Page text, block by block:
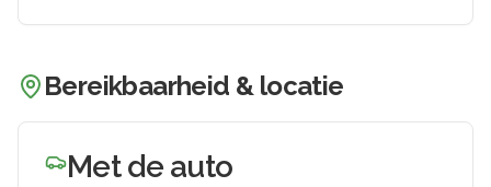
Bereikbaarheid & locatie
Met de auto